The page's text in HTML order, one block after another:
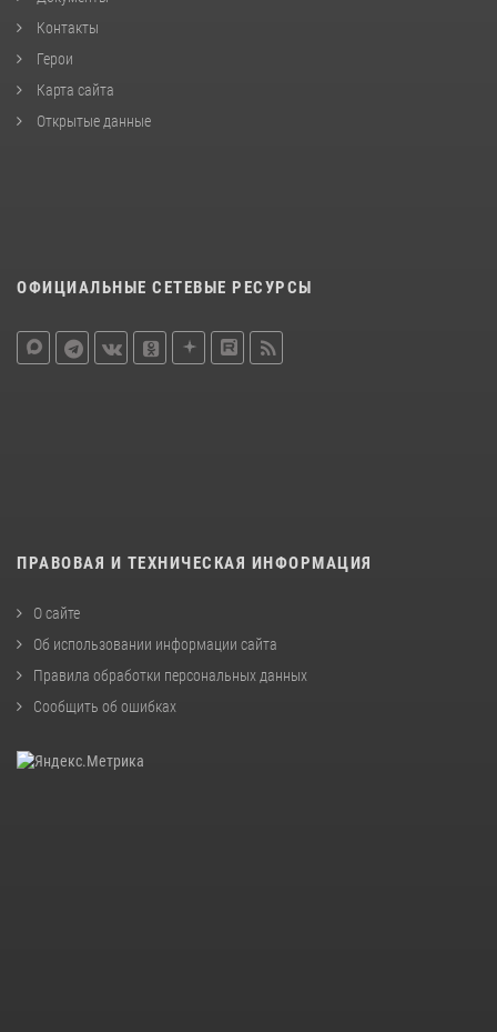
Контакты
Герои
Карта сайта
Открытые данные
ОФИЦИАЛЬНЫЕ СЕТЕВЫЕ РЕСУРСЫ
ПРАВОВАЯ И ТЕХНИЧЕСКАЯ ИНФОРМАЦИЯ
О сайте
Об использовании информации сайта
Правила обработки персональных данных
Сообщить об ошибках